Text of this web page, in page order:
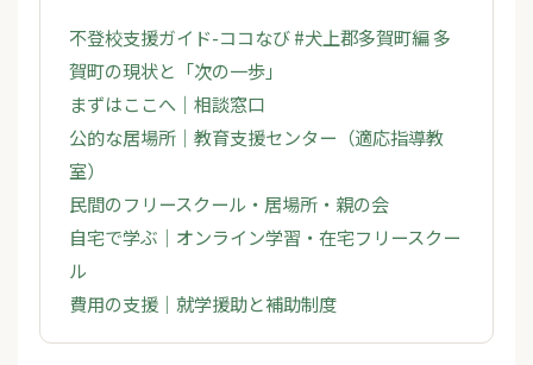
不登校支援ガイド-ココなび #犬上郡多賀町編 多
賀町の現状と「次の一歩」
まずはここへ｜相談窓口
公的な居場所｜教育支援センター（適応指導教
室）
民間のフリースクール・居場所・親の会
自宅で学ぶ｜オンライン学習・在宅フリースクー
ル
費用の支援｜就学援助と補助制度